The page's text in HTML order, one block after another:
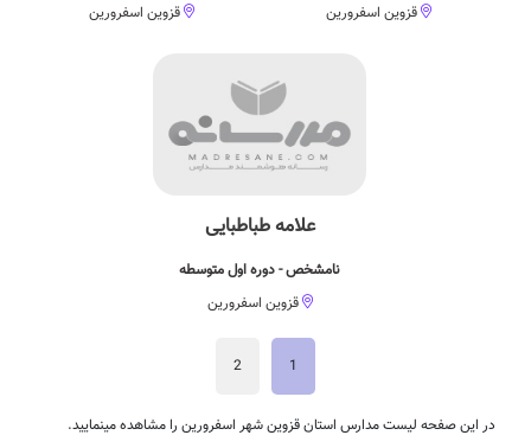
قزوین اسفرورین
قزوین اسفرورین
علامه طباطبایی
نامشخص - دوره اول متوسطه
قزوین اسفرورین
1
2
در این صفحه لیست مدارس استان قزوین شهر اسفرورین را مشاهده مینمایید.